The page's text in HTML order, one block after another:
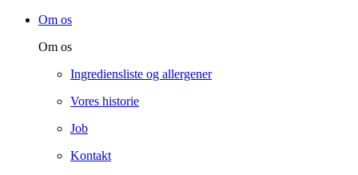
Om os
Om os
Ingrediensliste og allergener
Vores historie
Job
Kontakt